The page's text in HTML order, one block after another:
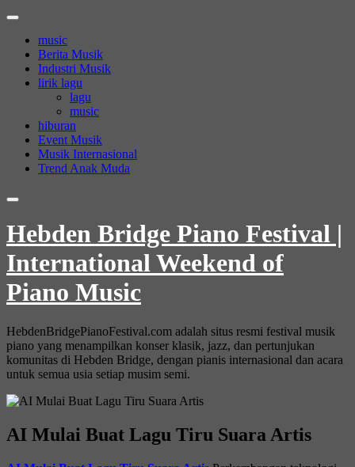
Skip
contentmusic
Berita Musik
Industri Musik
lirik lagu
lagu
music
hiburan
Event Musik
Musik Internasional
Trend Anak Muda
Hebden Bridge Piano Festival |
International Weekend of
Piano Music
HebdenBridgePianoFestival.com adalah situs resmi festival musik
piano yang menampilkan konser klasik, jazz, dan pertunjukan
komunitas di Hebden Bridge, dengan pianis internasional dan acara
untuk semua usia setiap musim semi.
AI Mulai Buat Lagu Tiru Suara Artis